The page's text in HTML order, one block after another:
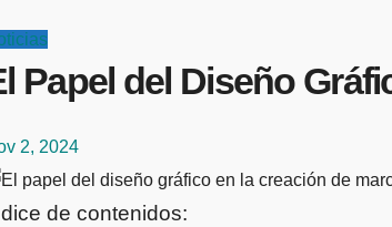
Papel del Diseño
2, 2024
de contenidos: